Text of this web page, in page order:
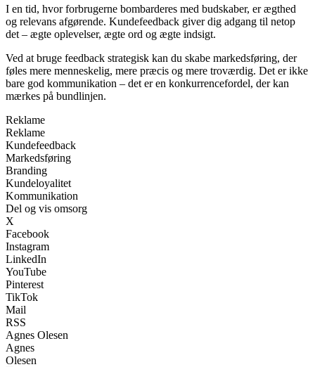
I en tid, hvor forbrugerne bombarderes med budskaber, er ægthed
og relevans afgørende. Kundefeedback giver dig adgang til netop
det – ægte oplevelser, ægte ord og ægte indsigt.
Ved at bruge feedback strategisk kan du skabe markedsføring, der
føles mere menneskelig, mere præcis og mere troværdig. Det er ikke
bare god kommunikation – det er en konkurrencefordel, der kan
mærkes på bundlinjen.
Reklame
Reklame
Kundefeedback
Markedsføring
Branding
Kundeloyalitet
Kommunikation
Del og vis omsorg
X
Facebook
Instagram
LinkedIn
YouTube
Pinterest
TikTok
Mail
RSS
Agnes Olesen
Agnes
Olesen